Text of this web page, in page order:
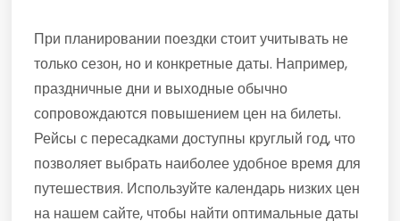
При планировании поездки стоит учитывать не
только сезон, но и конкретные даты. Например,
праздничные дни и выходные обычно
сопровождаются повышением цен на билеты.
Рейсы с пересадками доступны круглый год, что
позволяет выбрать наиболее удобное время для
путешествия. Используйте календарь низких цен
на нашем сайте, чтобы найти оптимальные даты